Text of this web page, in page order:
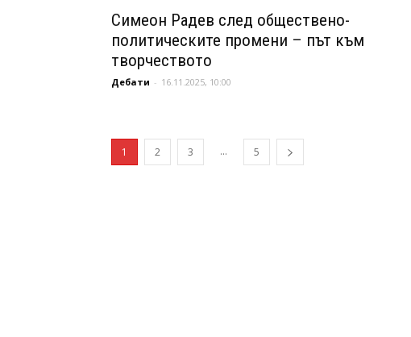
Симеон Радев след обществено-
политическите промени – път към
творчеството
Дебати - 16.11.2025, 10:00
1 2 3 ... 5